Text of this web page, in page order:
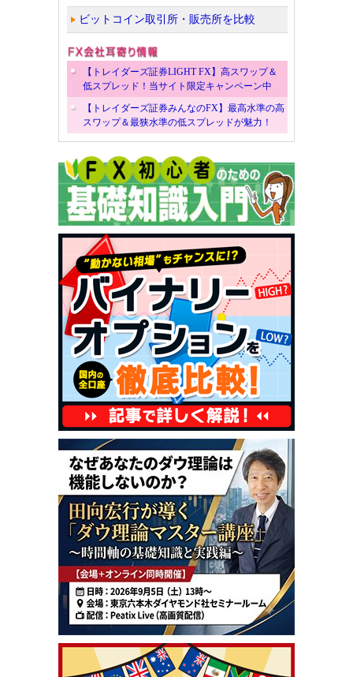
ビットコイン取引所・販売所を比較
【トレイダーズ証券LIGHT FX】高スワップ＆
低スプレッド！当サイト限定キャンペーン中
【トレイダーズ証券みんなのFX】最高水準の高
スワップ＆最狭水準の低スプレッドが魅力！